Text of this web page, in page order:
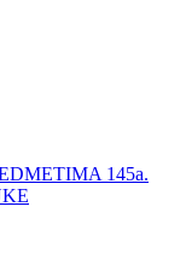
145a.